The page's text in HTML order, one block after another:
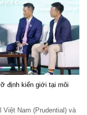
định kiến giới tại môi
Việt Nam (Prudential) và